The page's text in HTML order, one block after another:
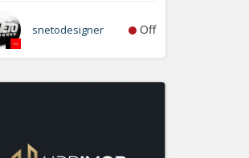
snetodesigner Off